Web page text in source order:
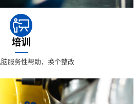
培训
服务性帮助，换个整改